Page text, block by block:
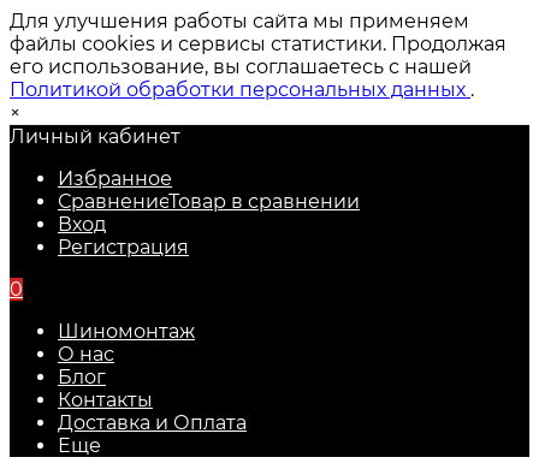
Для улучшения работы сайта мы применяем
файлы cookies и сервисы статистики. Продолжая
его использование, вы соглашаетесь с нашей
Политикой обработки персональных данных .
×
Личный кабинет
Избранное
СравнениеТовар в сравнении
Вход
Регистрация
0
Шиномонтаж
О нас
Блог
Контакты
Доставка и Оплата
Еще